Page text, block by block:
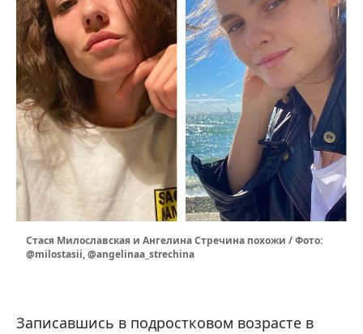
Стася Милославская и Ангелина Стречина похожи / Фото:
@milostasii, @angelinaa_strechina
Записавшись в подростковом возрасте в